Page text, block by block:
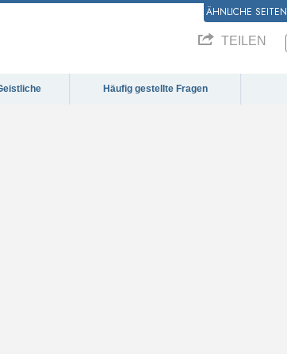
ÄHNLICHE SEITEN
TEILEN
Häufig gestellte Fragen